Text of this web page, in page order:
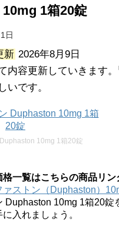
1箱20錠
日
新 2026年8月9日
内容更新していきます
いです。
10mg 1箱20錠
格一覧はこちらの商品リン
ァストン（Duphaston）
10mg 1箱20錠
入れましょう。